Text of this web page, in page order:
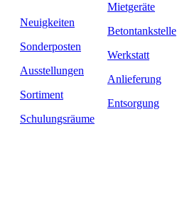
Neuigkeiten
Sonderposten
Ausstellungen
Sortiment
Schulungsräume
Mietgeräte
Betontankstelle
Werkstatt
Anlieferung
Entsorgung